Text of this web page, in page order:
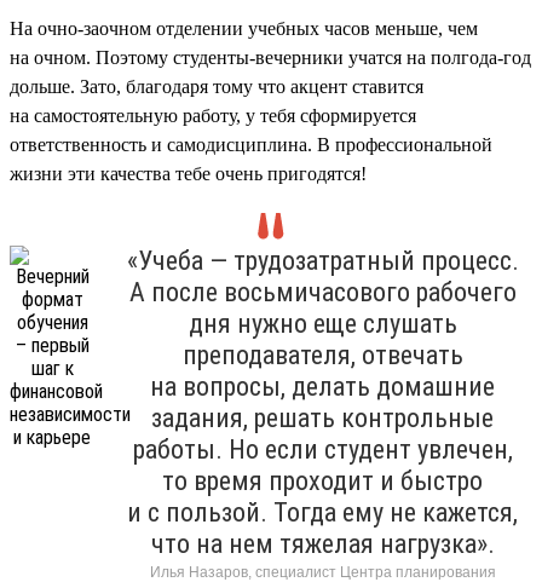
На очно-заочном отделении учебных часов меньше, чем
на очном. Поэтому студенты-вечерники учатся на полгода-год
дольше. Зато, благодаря тому что акцент ставится
на самостоятельную работу, у тебя сформируется
ответственность и самодисциплина. В профессиональной
жизни эти качества тебе очень пригодятся!
«Учеба — трудозатратный процесс.
А после восьмичасового рабочего
дня нужно еще слушать
преподавателя, отвечать
на вопросы, делать домашние
задания, решать контрольные
работы. Но если студент увлечен,
то время проходит и быстро
и с пользой. Тогда ему не кажется,
что на нем тяжелая нагрузка».
Илья Назаров, специалист Центра планирования